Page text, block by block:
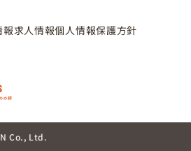
報求人情報個人情報保護方針
Co., Ltd.